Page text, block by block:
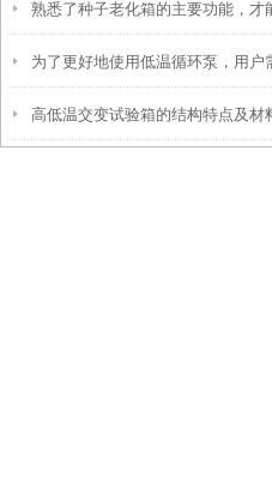
用情况了解
熟悉了种子老化箱的主要功能，才
更好地使用它
为了更好地使用低温循环泵，用户
掌握这些知识
高低温交变试验箱的结构特点及材